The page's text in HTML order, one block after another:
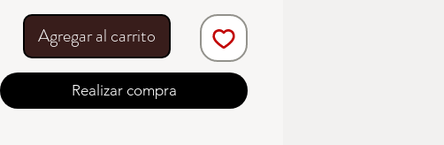
Agregar al carrito
Realizar compra